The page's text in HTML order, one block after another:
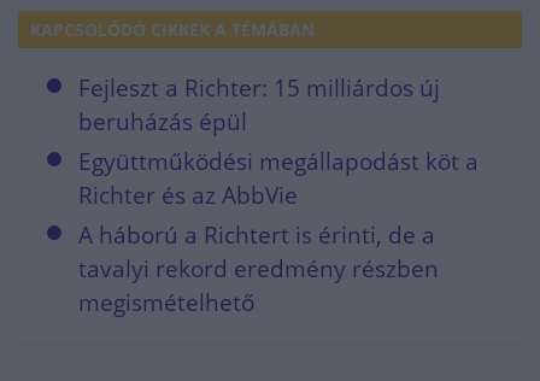
KAPCSOLÓDÓ CIKKEK A TÉMÁBAN
Fejleszt a Richter: 15 milliárdos új
beruházás épül
Együttműködési megállapodást köt a
Richter és az AbbVie
A háború a Richtert is érinti, de a
tavalyi rekord eredmény részben
megismételhető